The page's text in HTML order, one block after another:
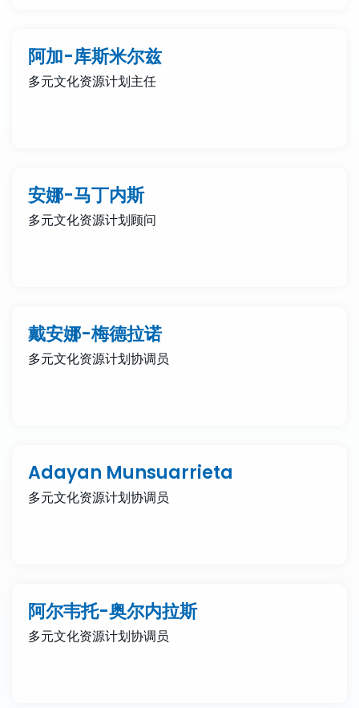
阿加-库斯米尔兹
多元文化资源计划主任
安娜-马丁内斯
多元文化资源计划顾问
戴安娜-梅德拉诺
多元文化资源计划协调员
Adayan Munsuarrieta
多元文化资源计划协调员
阿尔韦托-奥尔内拉斯
多元文化资源计划协调员